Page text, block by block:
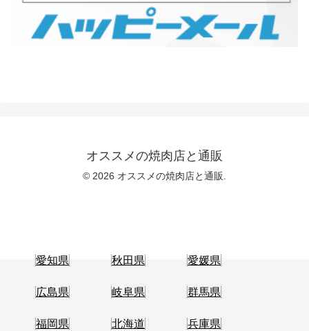
オススメの焼肉店と通販
© 2026 オススメの焼肉店と通販.
愛知県 秋田県 愛媛県
広島県 岐阜県 群馬県
福岡県 北海道 兵庫県